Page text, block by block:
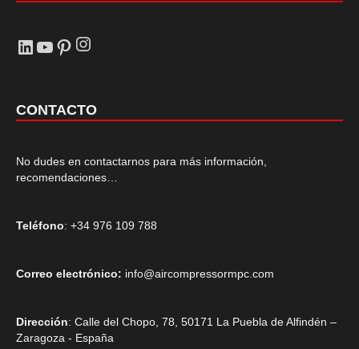
LinkedIn
YouTube
Pinterest
Instagram
CONTACTO
No dudes en contactarnos para más información,
recomendaciones…
Teléfono: +34 976 109 788
Correo electrónico: info@aircompressormpc.com
Dirección: Calle del Chopo, 78, 50171 La Puebla de Alfindén –
Zaragoza - España